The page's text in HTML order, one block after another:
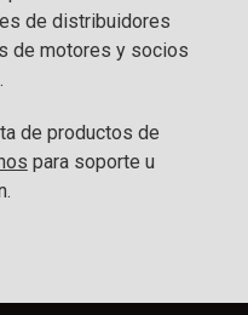
de distribuidores
de motores y socios
de productos de
para soporte u